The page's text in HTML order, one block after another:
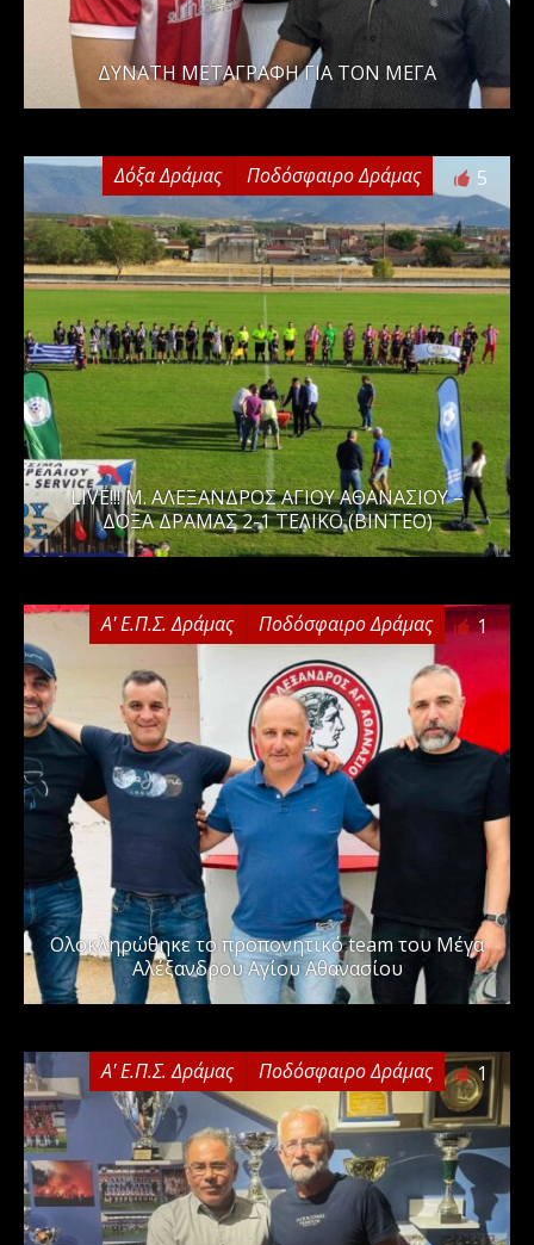
ΔΥΝΑΤΗ ΜΕΤΑΓΡΑΦΗ ΓΙΑ ΤΟΝ ΜΕΓΑ
Δόξα Δράμας Ποδόσφαιρο Δράμας 5
LIVE!!! Μ. ΑΛΕΞΑΝΔΡΟΣ ΑΓΙΟΥ ΑΘΑΝΑΣΙΟΥ –
ΔΟΞΑ ΔΡΑΜΑΣ 2-1 ΤΕΛΙΚΟ (ΒΙΝΤΕΟ)
Α' Ε.Π.Σ. Δράμας Ποδόσφαιρο Δράμας 1
Ολοκληρώθηκε το προπονητικό team του Μέγα
Αλέξανδρου Αγίου Αθανασίου
Α' Ε.Π.Σ. Δράμας Ποδόσφαιρο Δράμας 1